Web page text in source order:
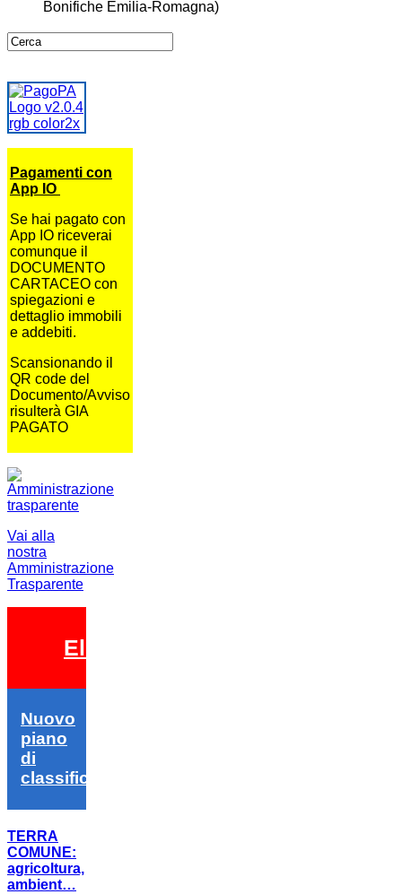
Bonifiche Emilia-Romagna)
Pagamenti con
App IO
Se hai pagato con
App IO riceverai
comunque il
DOCUMENTO
CARTACEO con
spiegazioni e
dettaglio immobili
e addebiti.
Scansionando il
QR code del
Documento/Avviso
risulterà GIA
PAGATO
Vai alla
nostra
Amministrazione
Trasparente
Elezioni 2026
Nuovo
piano
di
classifica
TERRA
COMUNE:
agricoltura,
ambient…